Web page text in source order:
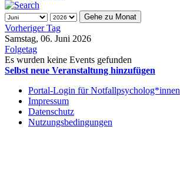
Gehe zu Monat
Vorheriger Tag
Samstag, 06. Juni 2026
Folgetag
Es wurden keine Events gefunden
Selbst neue Veranstaltung hinzufügen
Portal-Login für Notfallpsycholog*innen
Impressum
Datenschutz
Nutzungsbedingungen